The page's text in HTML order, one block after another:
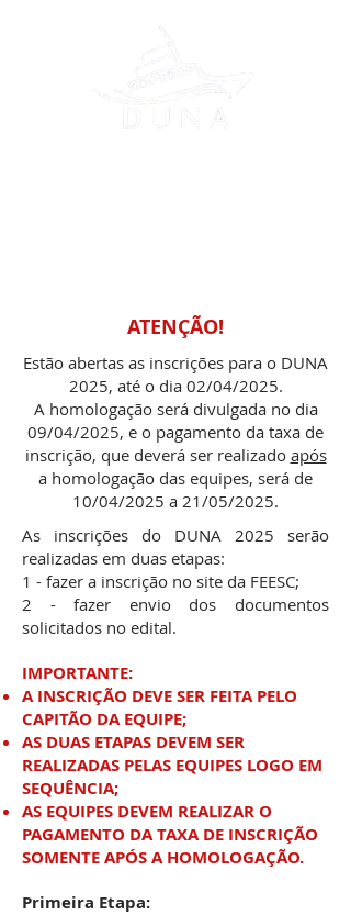
ATENÇÃO!
Estão abertas as inscrições para o DUNA
2025, até o dia 02/04/2025.
A homologação será divulgada no dia
09/04/2025, e o pagamento da taxa de
inscrição, que deverá ser realizado após
a homologação das equipes, será de
10/04/2025 a 21/05/2025.
As inscrições do DUNA 2025 serão
realizadas em duas etapas:
1 - fazer a inscrição no site da FEESC;
2 - fazer envio dos documentos
solicitados no edital.
IMPORTANTE:
A INSCRIÇÃO DEVE SER FEITA PELO
CAPITÃO DA EQUIPE;
AS DUAS ETAPAS DEVEM SER
REALIZADAS PELAS EQUIPES LOGO EM
SEQUÊNCIA;
AS EQUIPES DEVEM REALIZAR O
PAGAMENTO DA TAXA DE INSCRIÇÃO
SOMENTE APÓS A HOMOLOGAÇÃO.
Primeira Etapa: